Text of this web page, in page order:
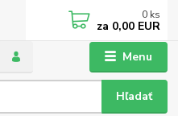
Menu
Hľadať
0 ks
za 0,00 EUR